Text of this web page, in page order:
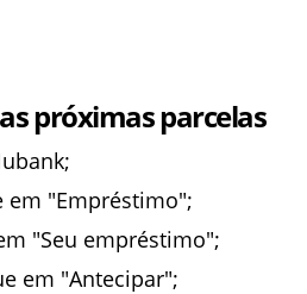
próximas parcelas
em "Empréstimo";
"Seu empréstimo";
em "Antecipar";